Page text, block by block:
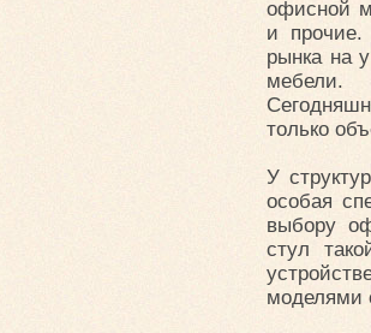
офисной
и прочие.
рынка на
мебели.
только
У
особая
выбору
стул
моделями